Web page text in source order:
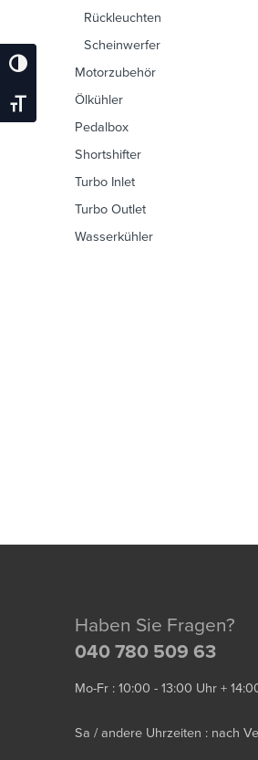
Umschalten Auf Hohe Kontraste
Schrift Vergrößern
Rückleuchten
Scheinwerfer
Motorzubehör
Ölkühler
Pedalbox
Shortshifter
Turbo Inlet
Turbo Outlet
Wasserkühler
Haben Sie Fragen?
040 780 509 63
Mo-Fr : 10:00 - 13:00 Uhr +
Sa / andere Uhrzeiten : nach